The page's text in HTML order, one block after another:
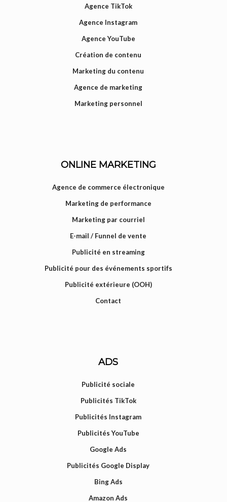
Agence TikTok
Agence Instagram
Agence YouTube
Création de contenu
Marketing du contenu
Agence de marketing
Marketing personnel
ONLINE MARKETING
Agence de commerce électronique
Marketing de performance
Marketing par courriel
E-mail / Funnel de vente
Publicité en streaming
Publicité pour des événements sportifs
Publicité extérieure (OOH)
Contact
ADS
Publicité sociale
Publicités TikTok
Publicités Instagram
Publicités YouTube
Google Ads
Publicités Google Display
Bing Ads
Amazon Ads